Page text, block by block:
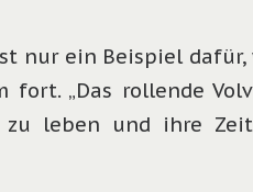
nur ein Beispiel
„Das rollende
leben und ihre